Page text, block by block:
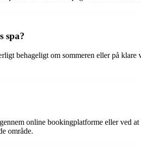
spa?
behageligt om sommeren eller på klare
online bookingplatforme eller ved
område.